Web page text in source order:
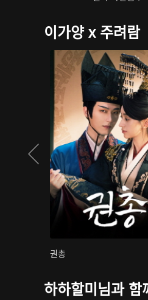
이가양 x 주려람
권총
하하할미님과